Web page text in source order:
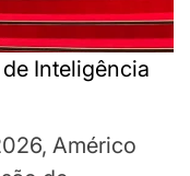
Inteligência
Américo